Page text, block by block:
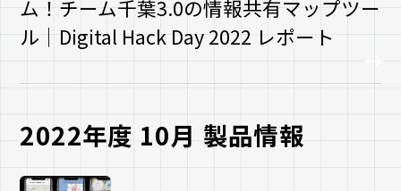
ム！チーム千葉3.0の情報共有マップツー
ル｜Digital Hack Day 2022 レポート
2022年度 10月 製品情報